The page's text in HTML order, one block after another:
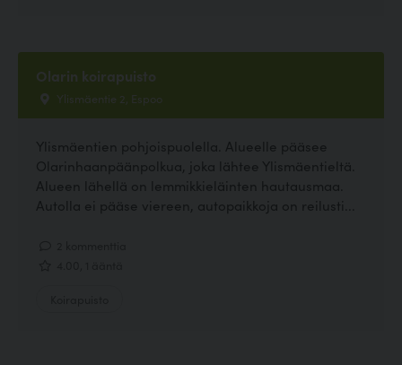
Olarin koirapuisto
Ylismäentie 2, Espoo
Ylismäentien pohjoispuolella. Alueelle pääsee
Olarinhaanpäänpolkua, joka lähtee Ylismäentieltä.
Alueen lähellä on lemmikkieläinten hautausmaa.
Autolla ei pääse viereen, autopaikkoja on reilusti...